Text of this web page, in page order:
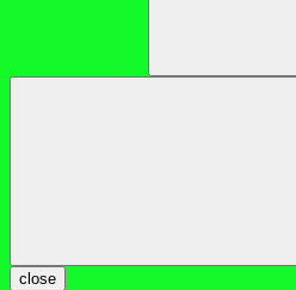
close